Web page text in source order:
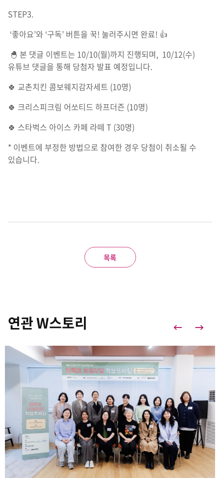
STEP3.
‘좋아요’와 ‘구독’ 버튼을 꾹! 눌러주시면 완료! 👍
🐣 본 댓글 이벤트는 10/10(월)까지 진행되며, 10/12(수)
유튜브 댓글을 통해 당첨자 발표 예정입니다.
🍀 교촌치킨 콤보웨지감자세트 (10명)
🍀 크리스피크림 어쏘티드 하프더즌 (10명)
🍀 스타벅스 아이스 카페 라떼 T (30명)
* 이벤트에 부정한 방법으로 참여한 경우 당첨이 취소될 수
있습니다.
목록
연관 W스토리